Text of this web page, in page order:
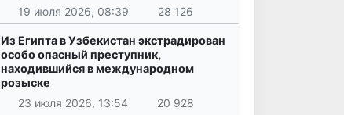
19 июля 2026, 08:39 28 126
Из Египта в Узбекистан экстрадирован
особо опасный преступник,
находившийся в международном
розыске
23 июля 2026, 13:54
20 928